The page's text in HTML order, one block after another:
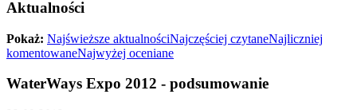
Aktualności
Pokaż: Najświeższe aktualnościNajczęściej czytaneNajliczniej
komentowaneNajwyżej oceniane
WaterWays Expo 2012 - podsumowanie